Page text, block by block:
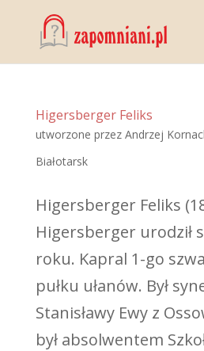
Higersberger Feliks
utworzone przez Andrzej
Białotarsk
Higersberger Feliks
Higersberger urodził
roku. Kapral 1-go
pułku ułanów. Był
Stanisławy Ewy z
był absolwentem